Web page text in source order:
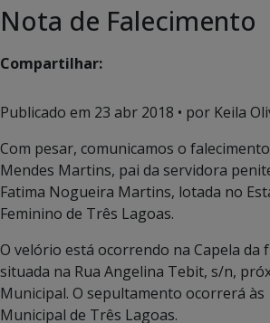
Nota de Falecimento
Compartilhar:
Publicado em 23 abr 2018 • por Keila
Com pesar, comunicamos o
Mendes Martins, pai da servidora
Fatima Nogueira Martins, lotada no
Feminino de Três Lagoas.
O velório está ocorrendo na Capela da
situada na Rua Angelina Tebit, s/n,
Municipal. O sepultamento ocorrerá às
Municipal de Três Lagoas.